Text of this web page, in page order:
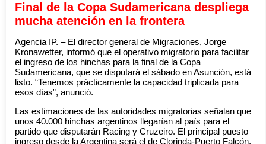
Final de la Copa Sudamericana despliega
mucha atención en la frontera
Agencia IP. – El director general de Migraciones, Jorge
Kronawetter, informó que el operativo migratorio para facilitar
el ingreso de los hinchas para la final de la Copa
Sudamericana, que se disputará el sábado en Asunción, está
listo. “Tenemos prácticamente la capacidad triplicada para
esos días”, anunció.
Las estimaciones de las autoridades migratorias señalan que
unos 40.000 hinchas argentinos llegarían al país para el
partido que disputarán Racing y Cruzeiro. El principal puesto
ingreso desde la Argentina será el de Clorinda-Puerto Falcón.